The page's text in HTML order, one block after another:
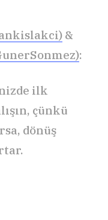
&
:
ilk
çünkü
dönüş